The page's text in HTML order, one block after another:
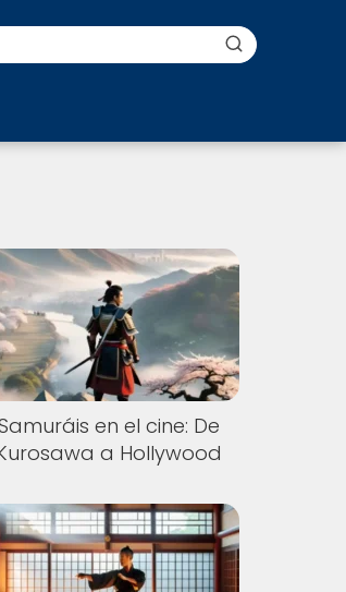
en el cine: De
a Hollywood